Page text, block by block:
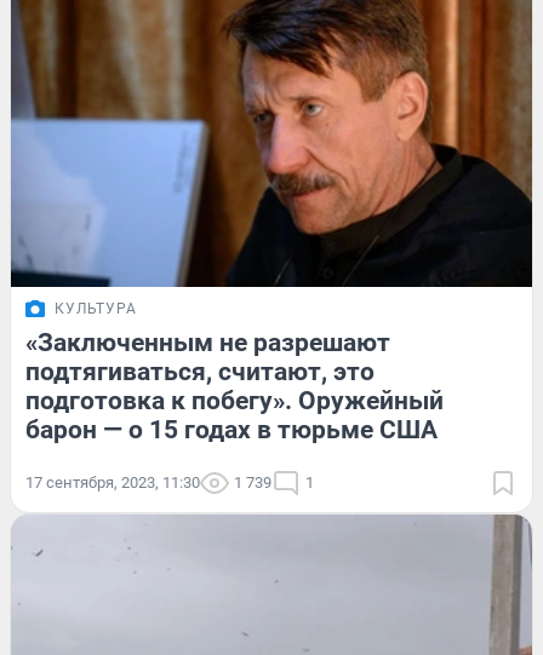
КУЛЬТУРА
«Заключенным не разрешают
подтягиваться, считают, это
подготовка к побегу». Оружейный
барон — о 15 годах в тюрьме США
17 сентября, 2023, 11:30 1 739 1